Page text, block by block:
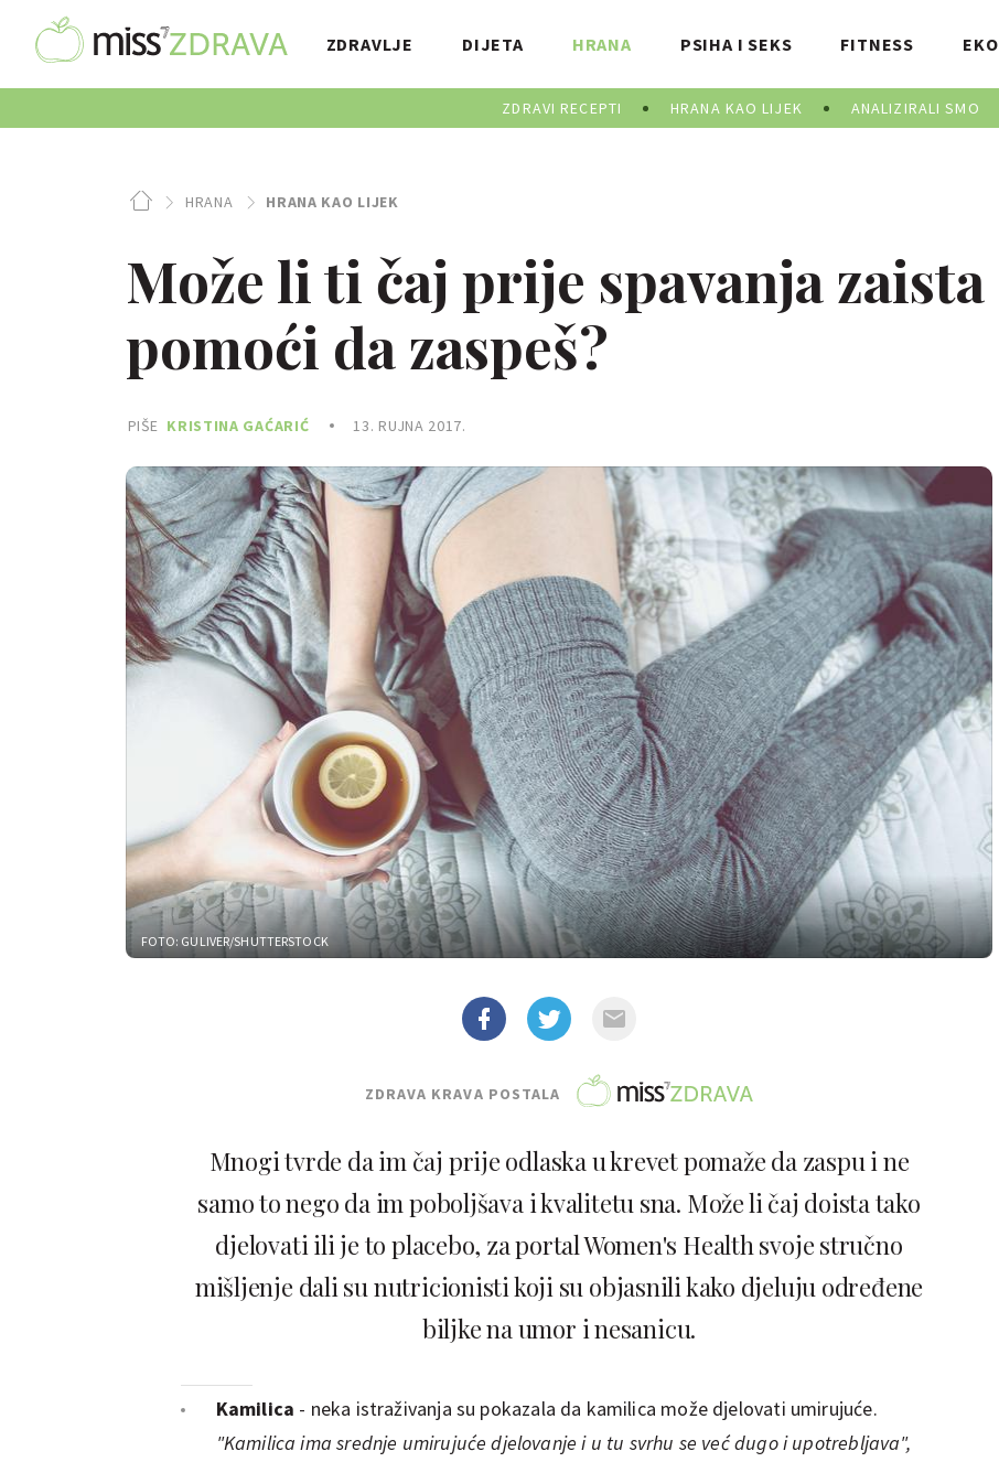
ZDRAVLJE DIJETA HRANA
ZDRAVI RECEPTI HRANA KAO LIJEK ANALIZIRALI SMO
PSIHA I SEKS FITNESS EKO
HRANA HRANA KAO LIJEK
Može li ti čaj prije spavanja zaista
pomoći da zaspeš?
PIŠE KRISTINA GAĆARIĆ 13. RUJNA 2017.
FOTO: GULIVER/SHUTTERSTOCK
ZDRAVA KRAVA POSTALA
Mnogi tvrde da im čaj prije odlaska u krevet pomaže da zaspu i ne
samo to nego da im poboljšava i kvalitetu sna. Može li čaj doista tako
djelovati ili je to placebo, za portal Women's Health svoje stručno
mišljenje dali su nutricionisti koji su objasnili kako djeluju određene
biljke na umor i nesanicu.
Kamilica - neka istraživanja su pokazala da kamilica može djelovati umirujuće.
"Kamilica ima srednje umirujuće djelovanje i u tu svrhu se već dugo i upotrebljava",